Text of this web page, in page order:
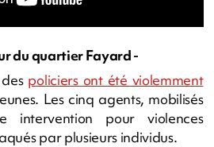
du quartier Fayard -
policiers ont été violemment
Les cinq agents, mobilisés
pour violences
par plusieurs individus.